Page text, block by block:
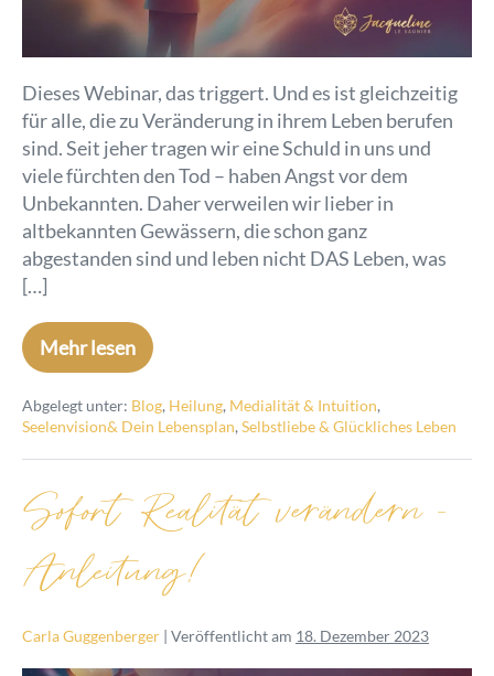
Dieses Webinar, das triggert. Und es ist gleichzeitig
für alle, die zu Veränderung in ihrem Leben berufen
sind. Seit jeher tragen wir eine Schuld in uns und
viele fürchten den Tod – haben Angst vor dem
Unbekannten. Daher verweilen wir lieber in
altbekannten Gewässern, die schon ganz
abgestanden sind und leben nicht DAS Leben, was
[…]
Mehr lesen
Abgelegt unter: Blog, Heilung, Medialität & Intuition,
Seelenvision& Dein Lebensplan, Selbstliebe & Glückliches Leben
Sofort Realität verändern –
Anleitung!
Carla Guggenberger | Veröffentlicht am 18. Dezember 2023